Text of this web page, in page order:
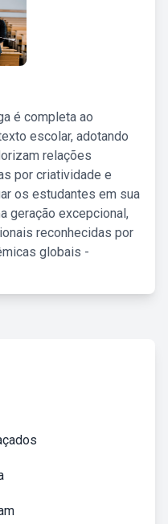
é completa ao
escolar, adotando
relações
por criatividade e
os estudantes em sua
geração excepcional,
reconhecidas por
globais -